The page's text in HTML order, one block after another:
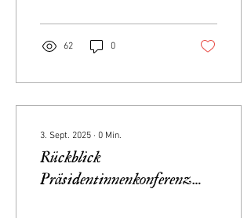
abschnitt.
62 0
3. Sept. 2025 ∙ 0 Min.
Rückblick
Präsidentinnenkonferenz